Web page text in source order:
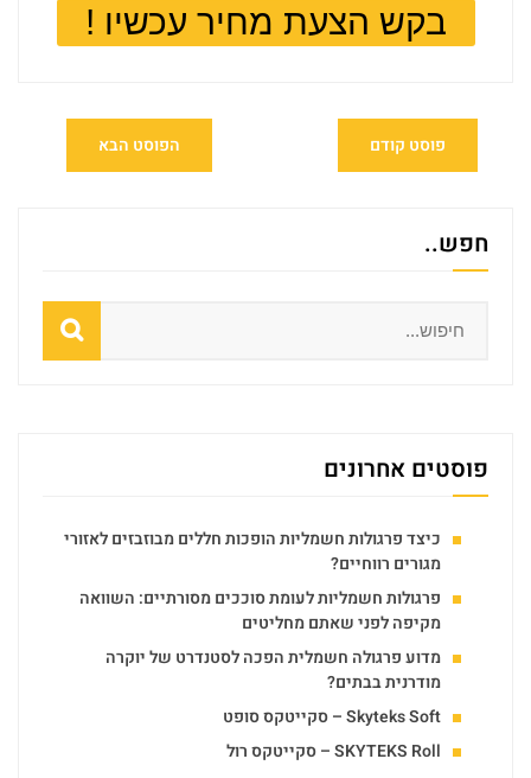
בקש הצעת מחיר עכשיו !
פוסט קודם הפוסט הבא
חפש..
פוסטים אחרונים
כיצד פרגולות חשמליות הופכות חללים מבוזבזים לאזורי
מגורים רווחיים?
פרגולות חשמליות לעומת סוככים מסורתיים: השוואה
מקיפה לפני שאתם מחליטים
מדוע פרגולה חשמלית הפכה לסטנדרט של יוקרה
מודרנית בבתים?
Skyteks Soft – סקייטקס סופט
SKYTEKS Roll – סקייטקס רול